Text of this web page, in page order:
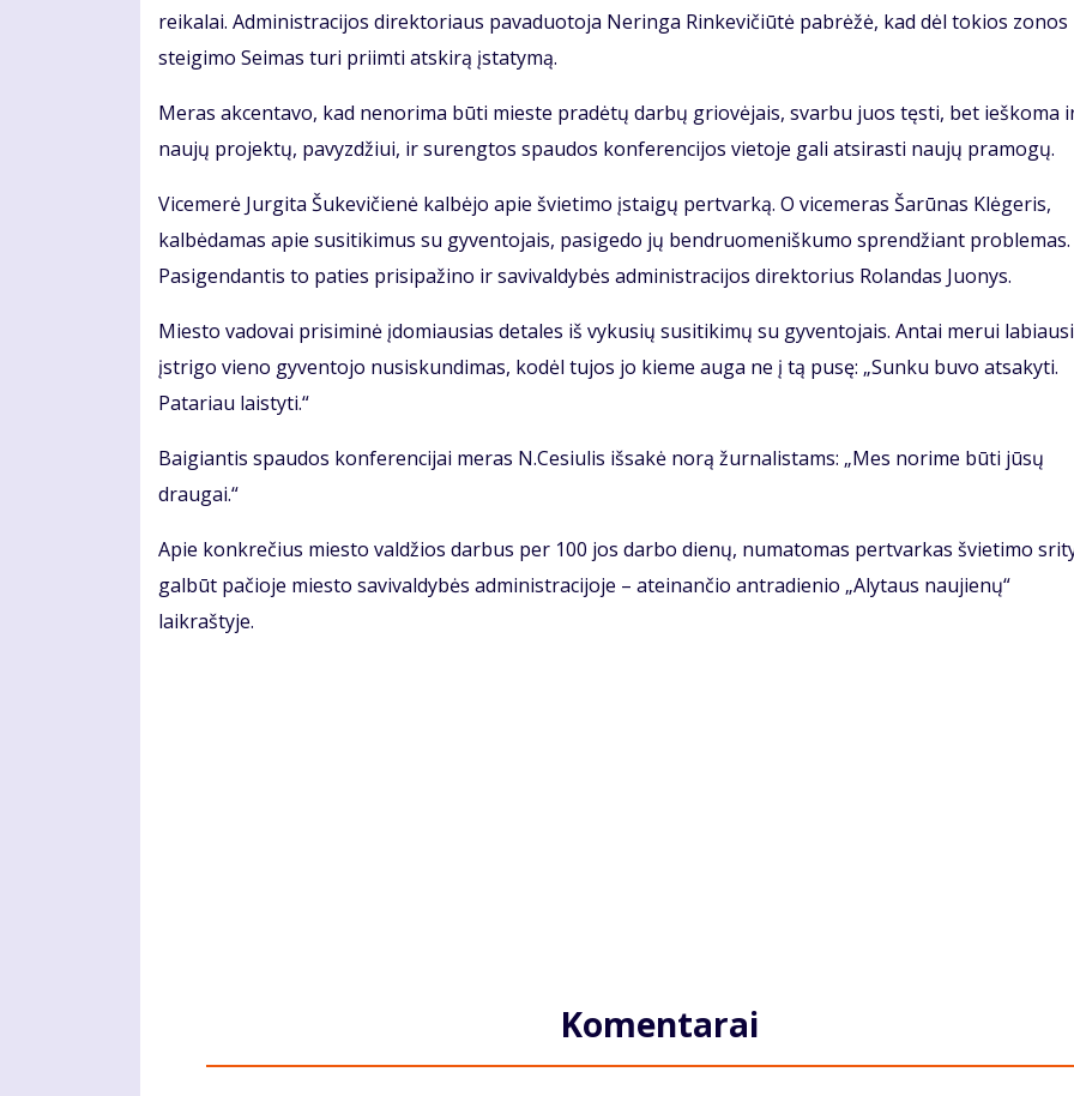
reikalai. Administracijos direktoriaus pavaduotoja Neringa Rinkevičiūtė pabrėžė, kad dėl tokios zonos
steigimo Seimas turi priimti atskirą įstatymą.
Meras akcentavo, kad nenorima būti mieste pradėtų darbų griovėjais, svarbu juos tęsti, bet ieškoma
naujų projektų, pavyzdžiui, ir surengtos spaudos konferencijos vietoje gali atsirasti naujų pramogų.
Vicemerė Jurgita Šukevičienė kalbėjo apie švietimo įstaigų pertvarką. O vicemeras Šarūnas Klėgeris,
kalbėdamas apie susitikimus su gyventojais, pasigedo jų bendruomeniškumo sprendžiant problemas.
Pasigendantis to paties prisipažino ir savivaldybės administracijos direktorius Rolandas Juonys.
Miesto vadovai prisiminė įdomiausias detales iš vykusių susitikimų su gyventojais. Antai merui
įstrigo vieno gyventojo nusiskundimas, kodėl tujos jo kieme auga ne į tą pusę: „Sunku buvo atsakyti.
Patariau laistyti.“
Baigiantis spaudos konferencijai meras N.Cesiulis išsakė norą žurnalistams: „Mes norime būti jūsų
draugai.“
Apie konkrečius miesto valdžios darbus per 100 jos darbo dienų, numatomas pertvarkas švietimo
galbūt pačioje miesto savivaldybės administracijoje – ateinančio antradienio „Alytaus naujienų“
laikraštyje.
Komentarai